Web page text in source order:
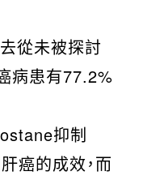
從未被探討
病患有77.2%
抑制
癌的成效，而